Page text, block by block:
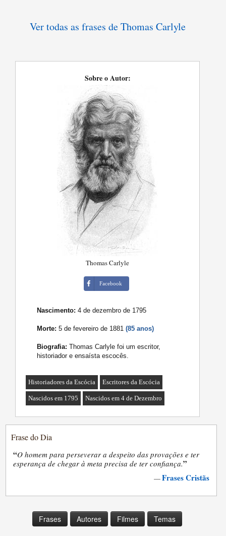
Ver todas as frases de Thomas Carlyle
Sobre o Autor:
Thomas Carlyle
Facebook
Nascimento: 4 de dezembro de 1795
Morte: 5 de fevereiro de 1881(85 anos)
Biografia: Thomas Carlyle foi um escritor,
historiador e ensaísta escocês.
Historiadores da Escócia Escritores da Escócia
Nascidos em 1795 Nascidos em 4 de Dezembro
Frase do Dia
“O homem para perseverar a despeito das provações e ter
esperança de chegar à meta precisa de ter confiança.”
—Frases Cristãs
Frases Autores Filmes Temas